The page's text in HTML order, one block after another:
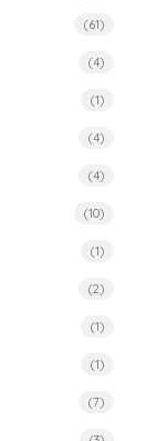
(61)
(4)
(1)
(4)
(4)
(10)
(1)
(2)
(1)
(1)
(7)